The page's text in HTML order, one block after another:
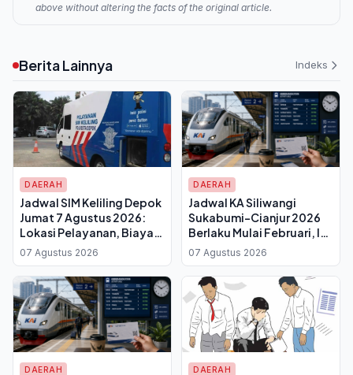
above without altering the facts of the original article.
Berita Lainnya Indeks
DAERAH
Jadwal SIM Keliling Depok
Jumat 7 Agustus 2026:
Lokasi Pelayanan, Biaya
Perpanjangan dan Syarat
Dokumen
07 Agustus 2026
DAERAH
Jadwal KA Siliwangi
Sukabumi-Cianjur 2026
Berlaku Mulai Februari, Ini
Waktu Keberangkatan
dan Tiketnya
07 Agustus 2026
DAERAH DAERAH